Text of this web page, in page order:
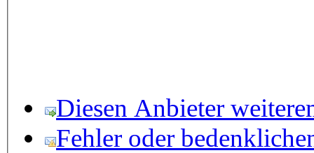
Diesen Anbieter
Fehler oder